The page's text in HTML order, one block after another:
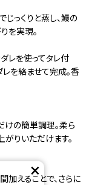
×
っくりと蒸し、鰻の
を実現。
レを使ってタレ付
を絡ませて完成。香
けの簡単調理。柔ら
りいただけます。
加えることで、さらに